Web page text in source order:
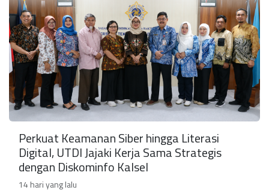
Perkuat Keamanan Siber hingga Literasi
Digital, UTDI Jajaki Kerja Sama Strategis
dengan Diskominfo Kalsel
14 hari yang lalu